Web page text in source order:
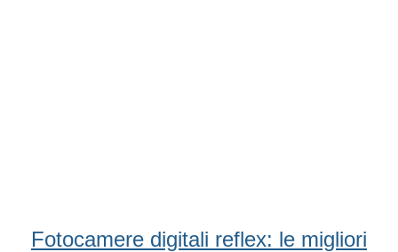
Fotocamere digitali reflex: le migliori